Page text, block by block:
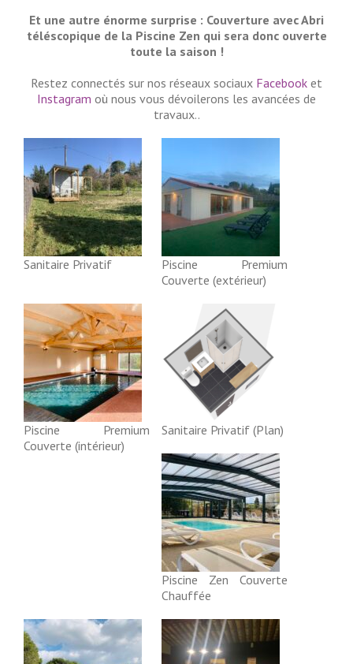
Et une autre énorme surprise : Couverture avec Abri
téléscopique de la Piscine Zen qui sera donc ouverte
toute la saison !
Restez connectés sur nos réseaux sociaux Facebook et
Instagram où nous vous dévoilerons les avancées de
travaux..
Sanitaire Privatif
Piscine Premium
Couverte (extérieur)
Piscine Premium
Couverte (intérieur)
Sanitaire Privatif (Plan)
Piscine Zen Couverte
Chauffée